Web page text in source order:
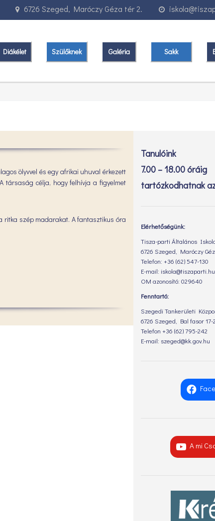
6726 Szeged, Maróczy Géza tér 2.
Diákélet Szülőknek Galéria Sakk
ölyvvel és egy afrikai uhuval érkezett
társaság célja, hogy felhívja a figyelmet
ritka szép madarakat. A fantasztikus óra
Tanulóink
7.00 – 18.00 óráig
tartózkodhatnak
Elérhetőségünk:
Tisza-parti Általános
6726 Szeged, Maróczy
Telefon: +36 (62) 547-130
E-mail: iskola@tiszaparti.hu
OM azonosító: 029640
Fenntartó:
Szegedi Tankerületi
6726 Szeged, Bal fasor 17-
Telefon +36 (62) 795-242
E-mail: szeged@kk.gov.hu
A mi